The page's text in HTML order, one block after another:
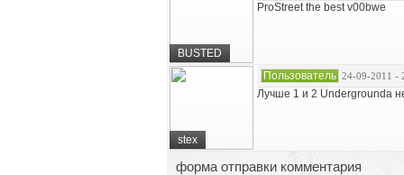
BUSTED
ProStreet the best v00bwe
stex
Пользователь 24-09-2011 -
Лучше 1 и 2 Undergrounda
форма отправки комментария